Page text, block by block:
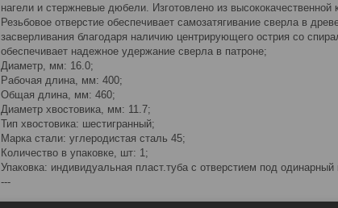
нагели и стержневые дюбели. Изготовлено из высококачественной
Резьбовое отверстие обеспечивает самозатягивание сверла в
засверливания благодаря наличию центрирующего острия со
обеспечивает надежное удержание сверла в патроне;
Диаметр, мм: 16.0;
Рабочая длина, мм: 400;
Общая длина, мм: 460;
Диаметр хвостовика, мм: 11.7;
Тип хвостовика: шестигранный;
Марка стали: углеродистая сталь 45;
Количество в упаковке, шт: 1;
Упаковка: индивидуальная пласт.туба с отверстием под
---